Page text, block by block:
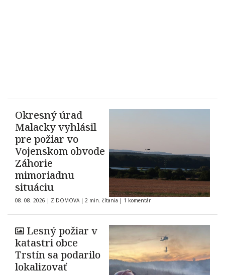
Okresný úrad
Malacky vyhlásil
pre požiar vo
Vojenskom obvode
Záhorie
mimoriadnu
situáciu
08. 08. 2026 | Z DOMOVA | 2 min. čítania | 1 komentár
Lesný požiar v
katastri obce
Trstín sa podarilo
lokalizovať